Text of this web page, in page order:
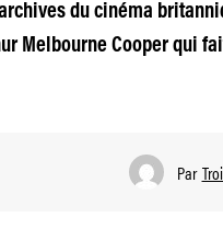
du cinéma
Melbourne Cooper qui
Par